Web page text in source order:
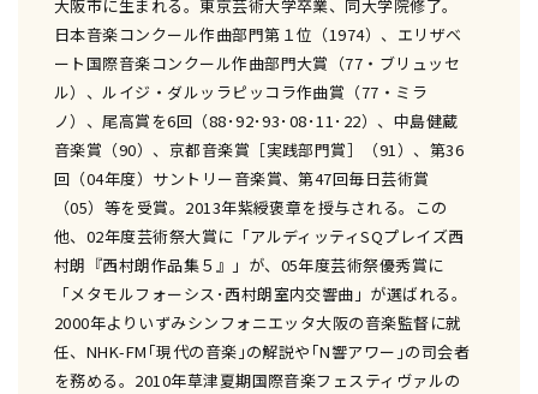
大阪市に生まれる。東京芸術大学卒業、同大学院修了。
日本音楽コンクール作曲部門第１位（1974）、エリザベ
ート国際音楽コンクール作曲部門大賞（77・ブリュッセ
ル）、ルイジ・ダルッラピッコラ作曲賞（77・ミラ
ノ）、尾高賞を6回（88･92･93･08･11･22）、中島健蔵
音楽賞（90）、京都音楽賞［実践部門賞］（91）、第36
回（04年度）サントリー音楽賞、第47回毎日芸術賞
（05）等を受賞。2013年紫綬褒章を授与される。この
他、02年度芸術祭大賞に「アルディッティSQプレイズ西
村朗『西村朗作品集５』」が、05年度芸術祭優秀賞に
「メタモルフォーシス･西村朗室内交響曲」が選ばれる。
2000年よりいずみシンフォニエッタ大阪の音楽監督に就
任、NHK-FM｢現代の音楽｣の解説や｢N響アワー｣の司会者
を務める。2010年草津夏期国際音楽フェスティヴァルの